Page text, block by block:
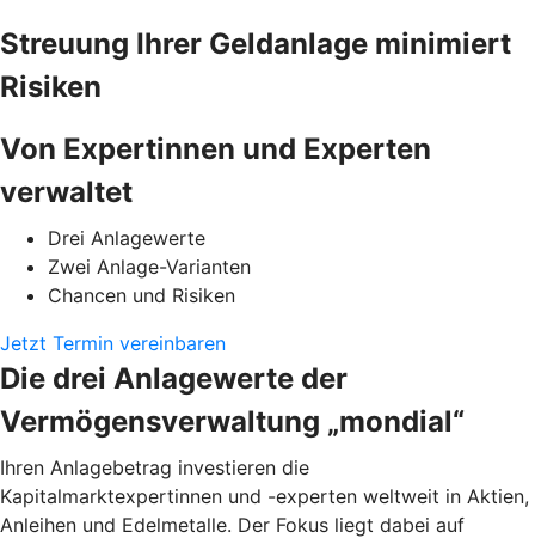
Streuung Ihrer Geldanlage minimiert
Risiken
Von Expertinnen und Experten
verwaltet
Drei Anlagewerte
Zwei Anlage-Varianten
Chancen und Risiken
Jetzt Termin vereinbaren
Die drei Anlagewerte der
Vermögensverwaltung „mondial“
Ihren Anlagebetrag investieren die
Kapitalmarktexpertinnen und -experten weltweit in Aktien,
Anleihen und Edelmetalle. Der Fokus liegt dabei auf